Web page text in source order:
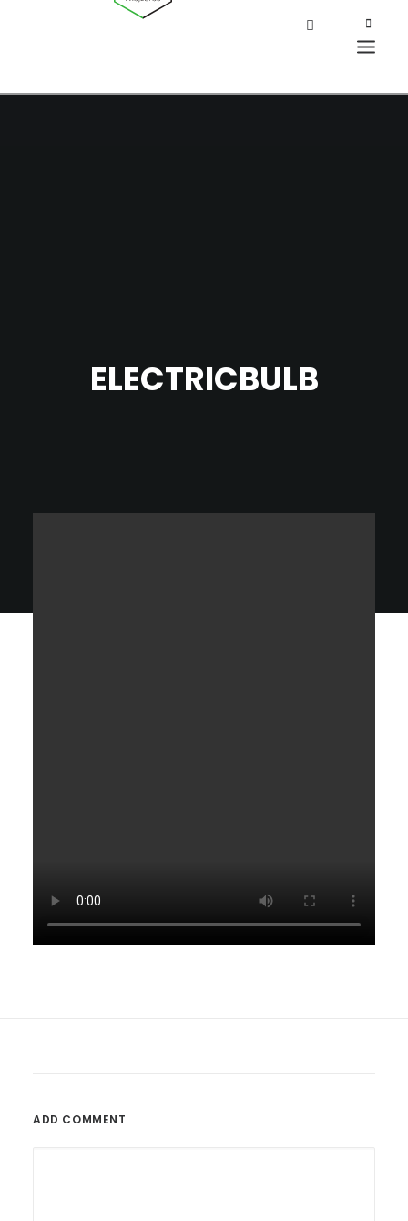
ELECTRICBULB
ADD COMMENT